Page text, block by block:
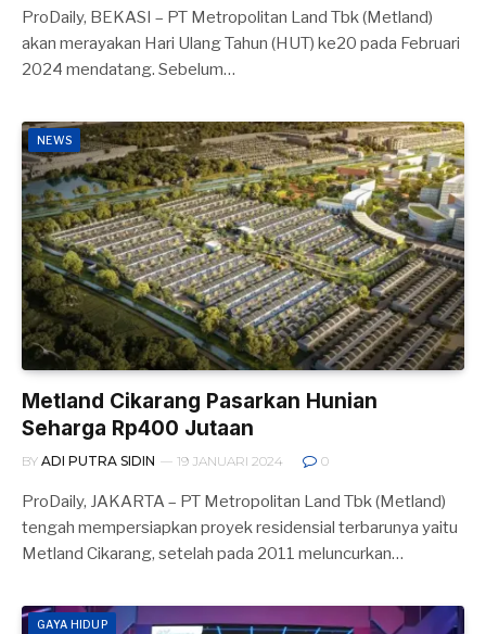
ProDaily, BEKASI – PT Metropolitan Land Tbk (Metland)
akan merayakan Hari Ulang Tahun (HUT) ke20 pada Februari
2024 mendatang. Sebelum…
NEWS
Metland Cikarang Pasarkan Hunian
Seharga Rp400 Jutaan
BY ADI PUTRA SIDIN 19 JANUARI 2024 0
ProDaily, JAKARTA – PT Metropolitan Land Tbk (Metland)
tengah mempersiapkan proyek residensial terbarunya yaitu
Metland Cikarang, setelah pada 2011 meluncurkan…
GAYA HIDUP